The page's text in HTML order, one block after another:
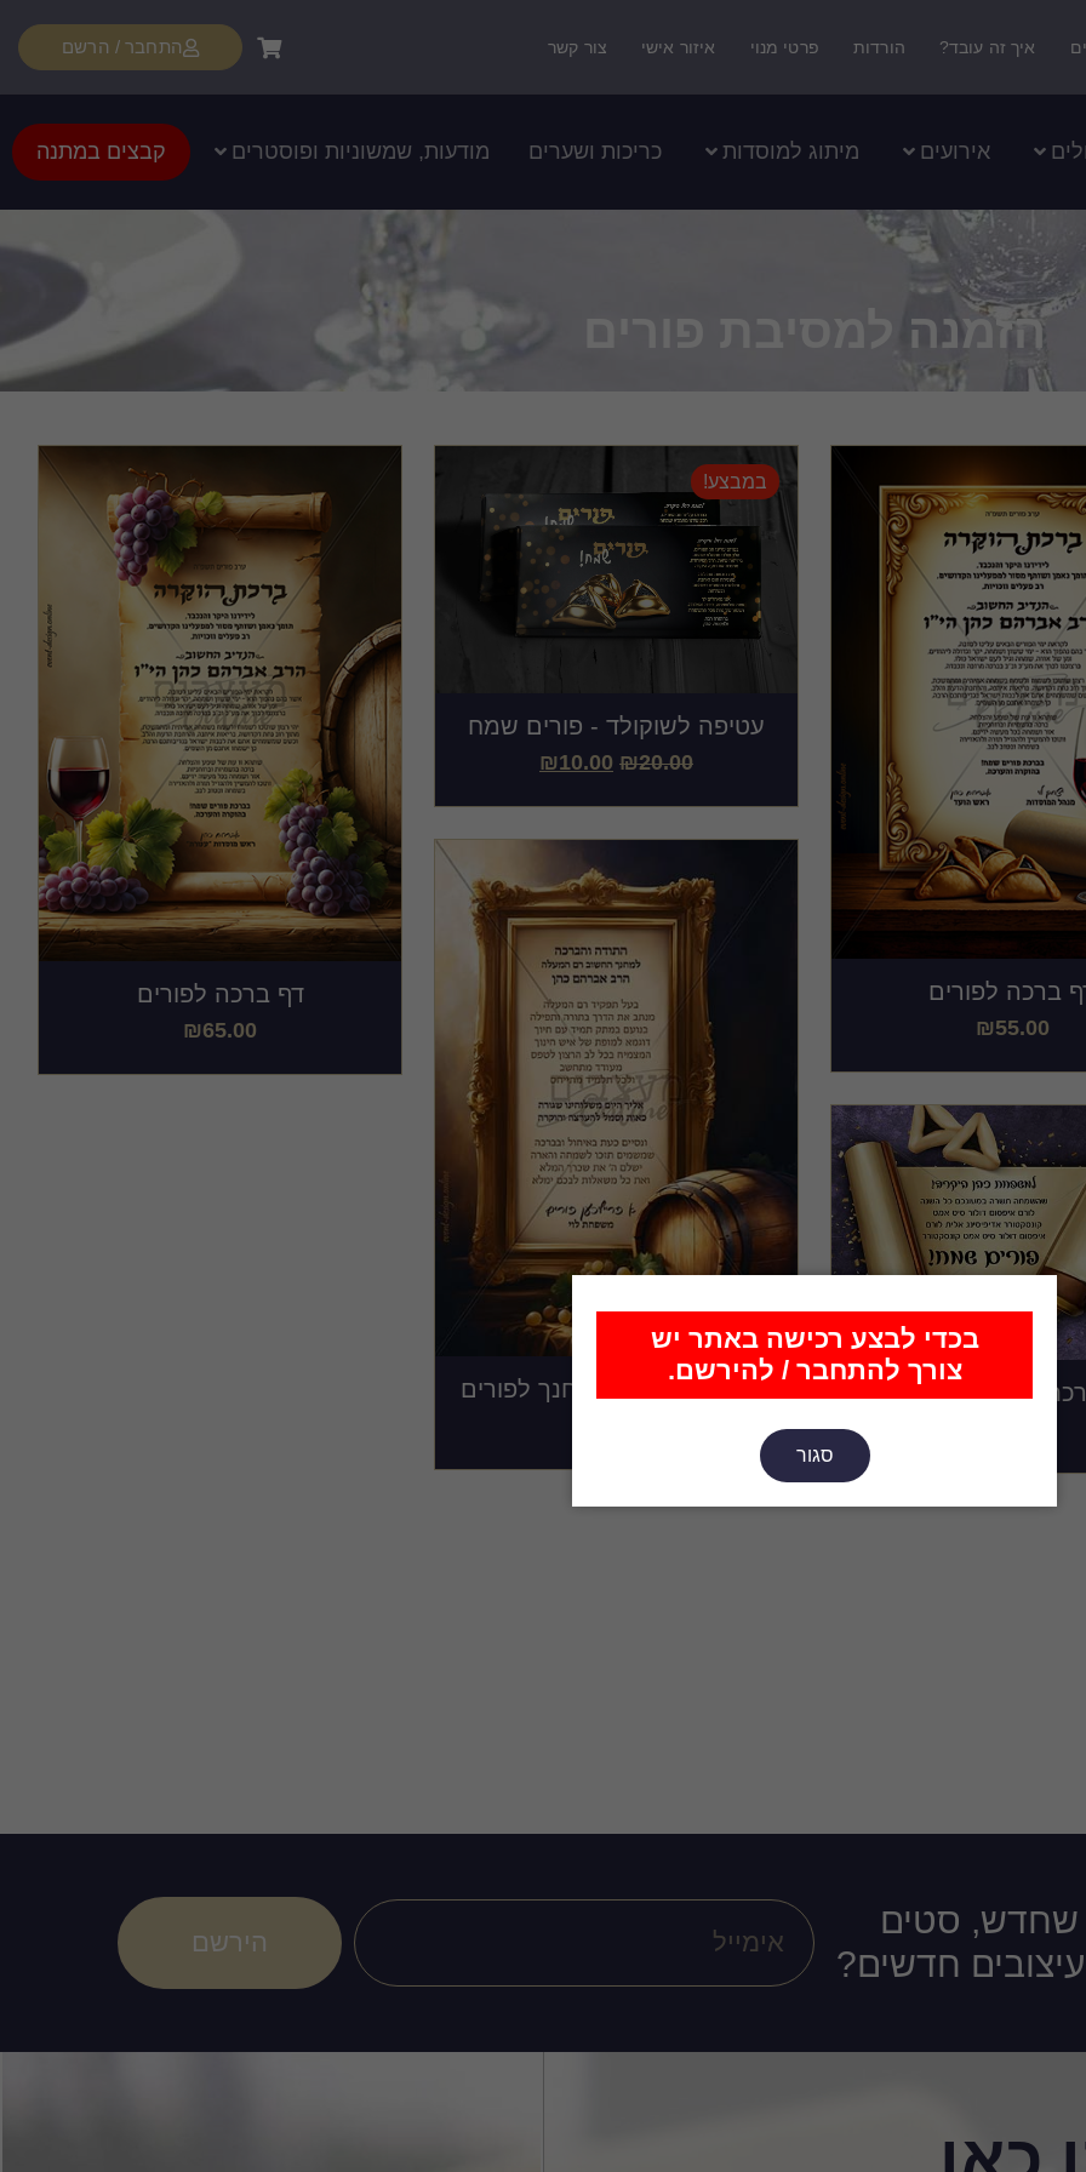
בכדי לבצע רכישה באתר יש
צורך להתחבר / להירשם.
סגור
איך זה עובד? הורדות פרטי מנוי איזור אישי צור קשר התחבר / הרשם
אירועים מיתוג למוסדות כריכות ושערים מודעות, שמשוניות ופוסטרים קבצים במתנה
הזמנה למסיבת פורים
דף ברכה לפורים
₪65.00
במבצע!
עטיפה לשוקולד - פורים שמח
₪20.00
₪10.00
ברכה לפורים
₪55.00
דף ברכה למלמד/מחנך לפורים פורים שמח
שחדש, סטים
חדשים?
הירשם